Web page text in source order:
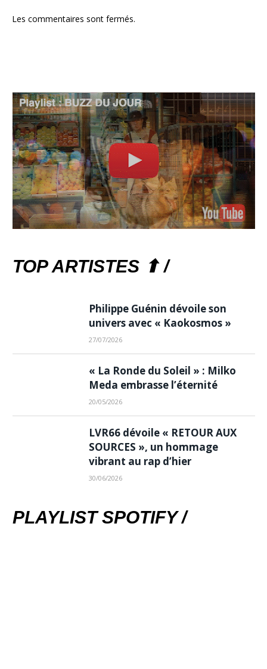
Les commentaires sont fermés.
TOP ARTISTES ⬆ /
Philippe Guénin dévoile son
univers avec « Kaokosmos »
27/07/2026
« La Ronde du Soleil » : Milko
Meda embrasse l’éternité
20/05/2026
LVR66 dévoile « RETOUR AUX
SOURCES », un hommage
vibrant au rap d’hier
30/06/2026
PLAYLIST SPOTIFY /